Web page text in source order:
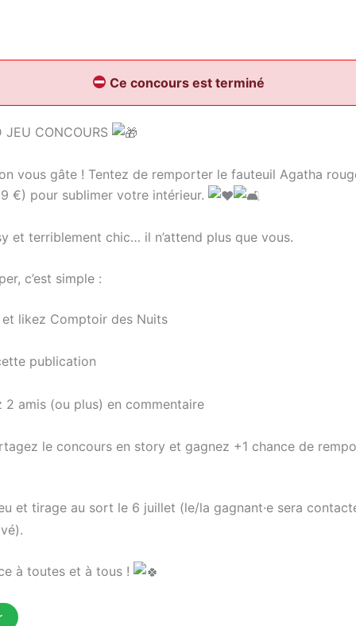
Ce concours est terminé
JEU CONCOURS
vous gâte ! Tentez de remporter le fauteuil Agatha
€) pour sublimer votre intérieur.
et terriblement chic… il n’attend plus que vous.
c’est simple :
et likez Comptoir des Nuits
publication
2 amis (ou plus) en commentaire
le concours en story et gagnez +1 chance de
et tirage au sort le 6 juillet (le/la gagnant·e sera
à toutes et à tous !